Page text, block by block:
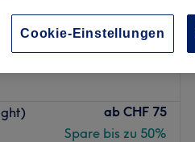
Bern
ab CHF 75
Spare bis zu 50%
Cookie-Einstellungen